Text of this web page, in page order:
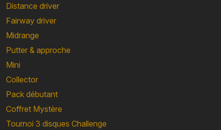
Distance driver
Fairway driver
Midrange
Putter & approche
Mini
Collector
Pack débutant
Coffret Mystère
Tournoi 3 disques Challenge